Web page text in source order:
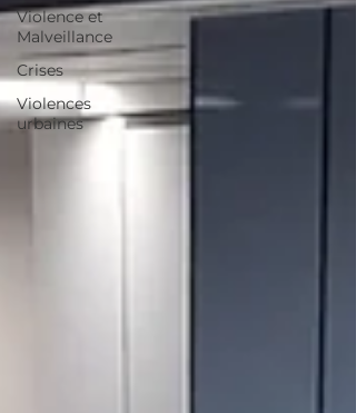
Violence et
Malveillance
Crises
Violences
urbaines